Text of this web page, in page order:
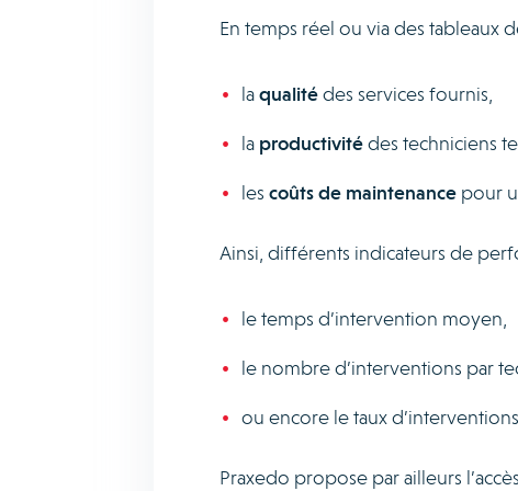
En temps réel ou via des tableaux
laqualitédes services fournis,
la productivitédes techniciens
les coûts de maintenancepour
Ainsi, différents indicateurs de
le temps d’intervention moyen,
le nombre d’interventions par
ou encore le taux
Praxedo propose par ailleurs